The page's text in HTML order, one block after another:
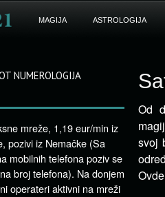
MAGIJA ASTROLOGIJA
Od
svoj
NUMEROLOGIJA
mreže, 1,19 eur/min iz
pozivi iz Nemačke (Sa
mobilnih telefona poziv se
broj telefona). Na donjem
operateri aktivni na mreži